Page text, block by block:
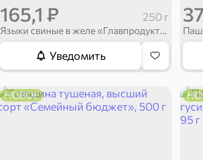
165,1 ₽ 250 г
Языки свиные в желе «Главпродукт», 250 г
Уведомить
НОВОЕ